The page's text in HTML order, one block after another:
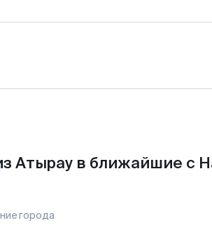
Атырау в ближайшие с
города